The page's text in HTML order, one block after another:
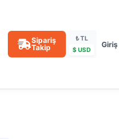
Sipariş
Takip
₺ TL
$ USD
Giriş